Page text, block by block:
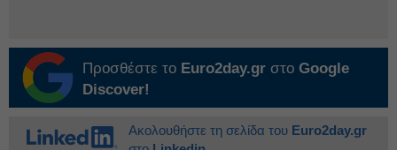
Προσθέστε το Euro2day.gr στο Google
Discover!
Ακολουθήστε τη σελίδα του Euro2day.gr